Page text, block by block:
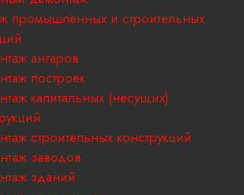
промышленных и строительных
ангаров
построек
капитальных (несущих)
строительных конструкций
заводов
зданий